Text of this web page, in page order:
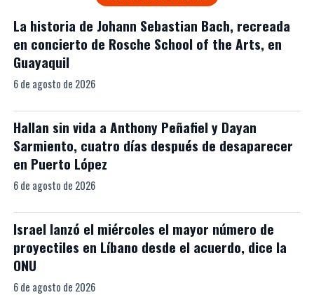
La historia de Johann Sebastian Bach, recreada
en concierto de Rosche School of the Arts, en
Guayaquil
6 de agosto de 2026
Hallan sin vida a Anthony Peñafiel y Dayan
Sarmiento, cuatro días después de desaparecer
en Puerto López
6 de agosto de 2026
Israel lanzó el miércoles el mayor número de
proyectiles en Líbano desde el acuerdo, dice la
ONU
6 de agosto de 2026